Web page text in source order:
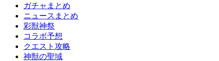
ガチャまとめ
ニュースまとめ
彩獣神祭
コラボ予想
クエスト攻略
神獣の聖域